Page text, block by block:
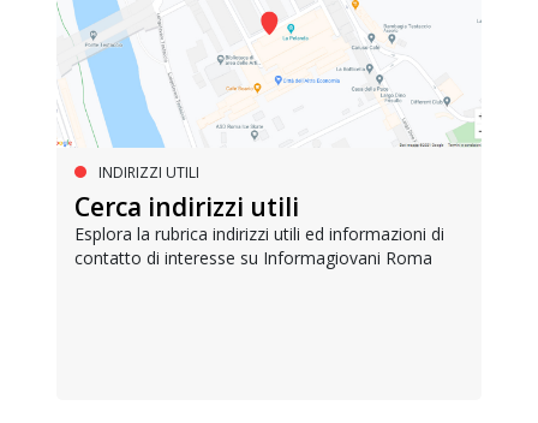
INDIRIZZI UTILI
Cerca indirizzi utili
Esplora la rubrica indirizzi utili ed informazioni di
contatto di interesse su Informagiovani Roma